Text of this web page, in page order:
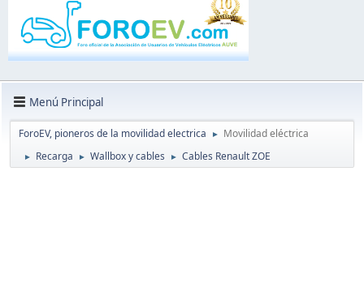
Menú Principal
ForoEV, pioneros de la movilidad electrica ► Movilidad eléctrica
► Recarga ► Wallbox y cables ► Cables Renault ZOE